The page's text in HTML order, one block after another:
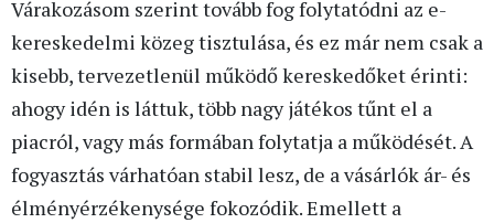
Várakozásom szerint tovább fog folytatódni az e-
kereskedelmi közeg tisztulása, és ez már nem csak a
kisebb, tervezetlenül működő kereskedőket érinti:
ahogy idén is láttuk, több nagy játékos tűnt el a
piacról, vagy más formában folytatja a működését. A
fogyasztás várhatóan stabil lesz, de a vásárlók ár- és
élményérzékenysége fokozódik. Emellett a